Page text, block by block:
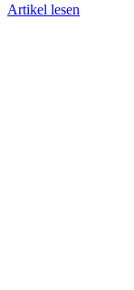
Artikel lesen